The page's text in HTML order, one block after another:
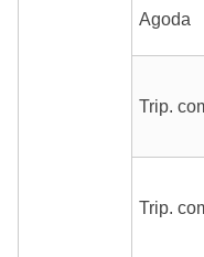
Agoda
Trip.
Trip.